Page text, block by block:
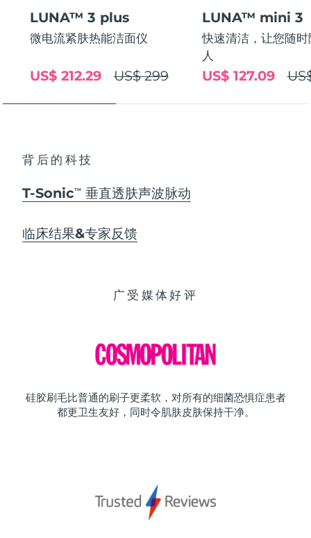
LUNA™ 3 plus
微电流紧肤热能洁面仪
US$ 299
US$ 212.29
LUNA™ mini 3
快速清洁，让您随
人
US$ 127.09
背后的科技
T-SonicTM 垂直透肤声波脉动
临床结果&专家反馈
广受媒体好评
硅胶刷毛比普通的刷子更柔软，对所有的细菌恐惧症患者
都更卫生友好，同时令肌肤皮肤保持干净。